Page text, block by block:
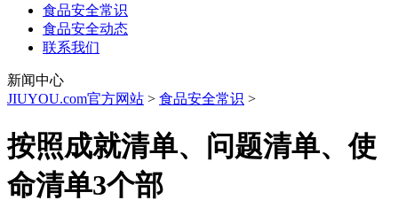
食品安全常识
食品安全动态
联系我们
新闻中心
JIUYOU.com官方网站 > 食品安全常识 >
按照成就清单、问题清单、使
命清单3个部